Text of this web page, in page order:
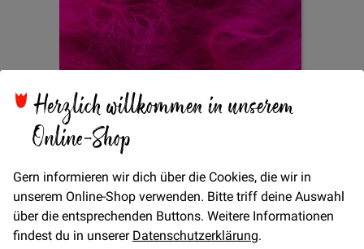
Herzlich willkommen in unserem
Online-Shop
Gern informieren wir dich über die Cookies, die wir in
unserem Online-Shop verwenden. Bitte triff deine Auswahl
über die entsprechenden Buttons. Weitere Informationen
findest du in unsererDatenschutzerklärung.
Zum
Anfang
springen
Kunstfell Lang - Pink
Verfügbarkeit Auf Lager
€/METER(Freie Eingabe)